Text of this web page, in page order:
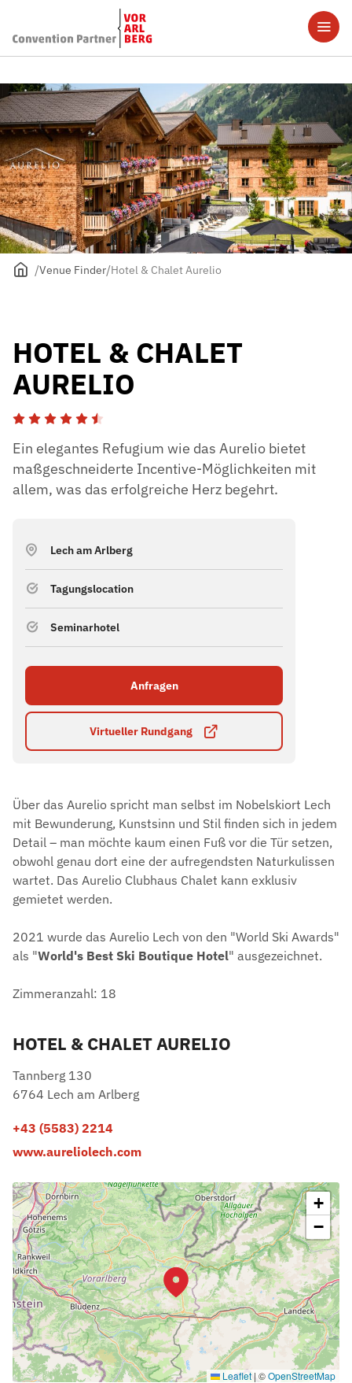
Venue Finder Hotel & Chalet Aurelio
HOTEL & CHALET
AURELIO
Ein elegantes Refugium wie das Aurelio bietet
maßgeschneiderte Incentive-Möglichkeiten mit
allem, was das erfolgreiche Herz begehrt.
Lech am Arlberg
Tagungslocation
Seminarhotel
Anfragen
Virtueller Rundgang
Über das Aurelio spricht man selbst im Nobelskiort Lech
mit Bewunderung, Kunstsinn und Stil finden sich in jedem
Detail – man möchte kaum einen Fuß vor die Tür setzen,
obwohl genau dort eine der aufregendsten Naturkulissen
wartet. Das Aurelio Clubhaus Chalet kann exklusiv
gemietet werden.
2021 wurde das Aurelio Lech von den "World Ski Awards"
als "World's Best Ski Boutique Hotel" ausgezeichnet.
Zimmeranzahl: 18
HOTEL & CHALET AURELIO
Tannberg 130
6764 Lech am Arlberg
+43 (5583) 2214
www.aureliolech.com
+
−
Leaflet | ©OpenStreetMap